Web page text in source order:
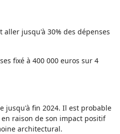
jusqu'à 30% des dépenses
fixé à 400 000 euros sur 4
jusqu'à fin 2024. Il est probable
raison de son impact positif
architectural.